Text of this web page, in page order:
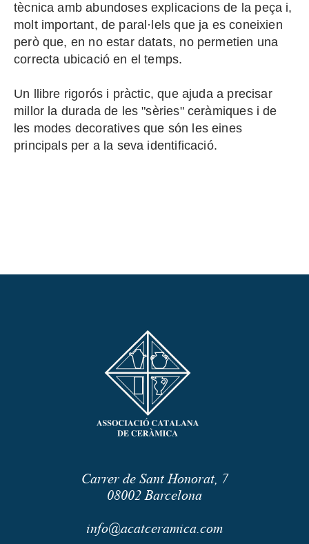
tècnica amb abundoses explicacions de la peça i,
molt important, de paral·lels que ja es coneixien
però que, en no estar datats, no permetien una
correcta ubicació en el temps.
Un llibre rigorós i pràctic, que ajuda a precisar
millor la durada de les "sèries" ceràmiques i de
les modes decoratives que són les eines
principals per a la seva identificació.
Carrer de Sant Honorat, 7
08002Barcelona
info@acatceramica.com